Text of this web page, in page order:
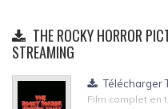
THE ROCKY HORROR
STREAMING
Télécharger
Film complet en